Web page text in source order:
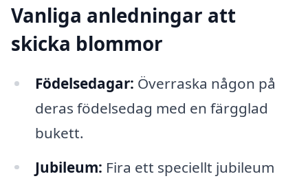
Vanliga anledningar att
skicka blommor
Födelsedagar: Överraska någon på
deras födelsedag med en färgglad
bukett.
Jubileum: Fira ett speciellt jubileum